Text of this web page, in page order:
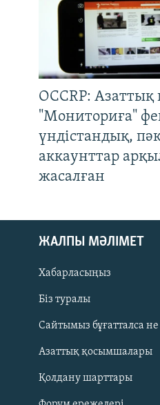
Русский
ЖАЗЫЛЫҢЫЗ
OCCRP: Азаттық
"Мониториға"
үндістандық,
аккаунттар
жасалған
ЖАЛПЫ МӘЛІМЕТ
Хабарласыңыз
Біз туралы
Сайтымыз бұғатталса не
Азаттық қосымшалары
Қолдану шарттары